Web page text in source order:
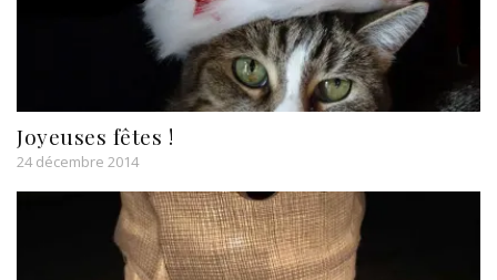
Joyeuses fêtes !
24 décembre 2014